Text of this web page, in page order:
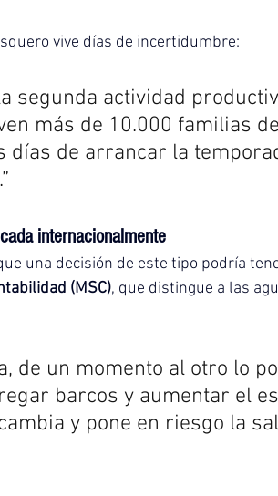
vive días de incertidumbre:
segunda actividad
más de 10.000 familias
días de arrancar la
internacionalmente
una decisión de este tipo podría
(MSC), que distingue a las
de un momento al otro lo
barcos y aumentar el
y pone en riesgo la